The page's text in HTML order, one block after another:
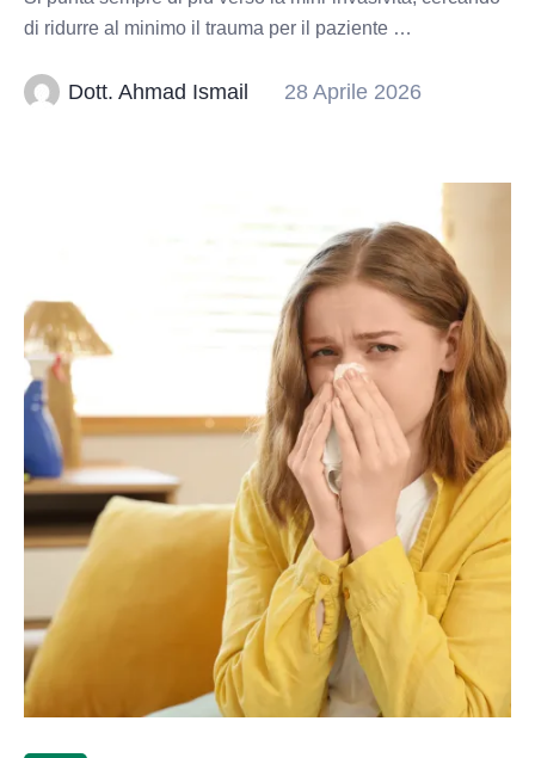
di ridurre al minimo il trauma per il paziente …
Dott. Ahmad Ismail 28 Aprile 2026